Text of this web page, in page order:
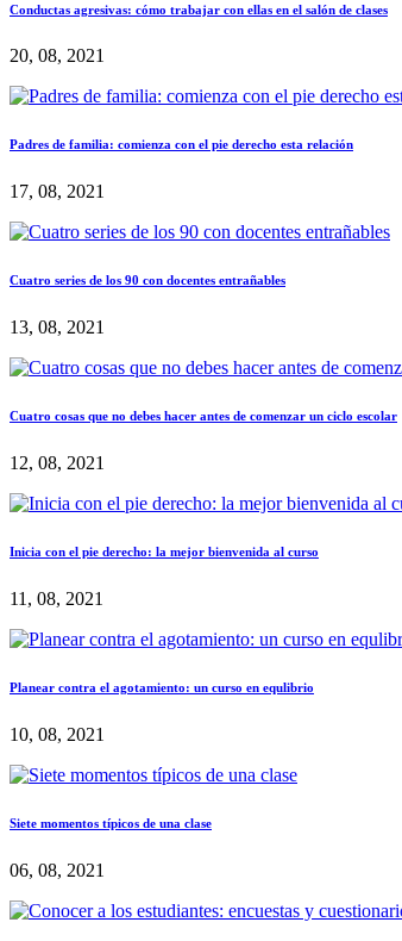
Conductas agresivas: cómo trabajar con ellas en el salón de clases
20, 08, 2021
Padres de familia: comienza con el pie derecho esta relación
17, 08, 2021
Cuatro series de los 90 con docentes entrañables
13, 08, 2021
Cuatro cosas que no debes hacer antes de comenzar un ciclo escolar
12, 08, 2021
Inicia con el pie derecho: la mejor bienvenida al curso
11, 08, 2021
Planear contra el agotamiento: un curso en equlibrio
10, 08, 2021
Siete momentos típicos de una clase
06, 08, 2021